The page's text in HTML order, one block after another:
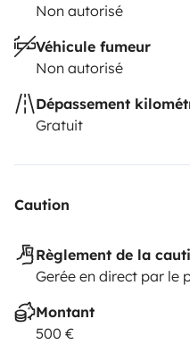
Non autorisé
Véhicule fumeur
Non autorisé
Dépassement
Gratuit
Caution
Règlement de la
Gerée en direct par le
Montant
500 €